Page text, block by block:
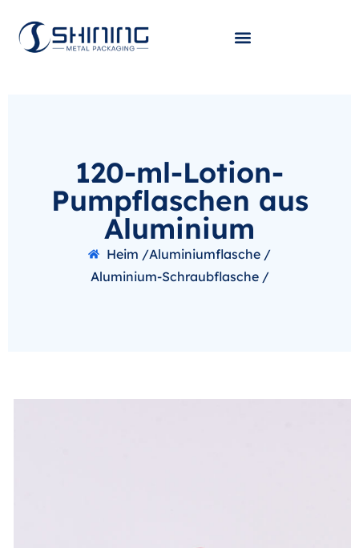
120-ml-Lotion-
Pumpflaschen aus
Aluminium
Heim /Aluminiumflasche /
Aluminium-Schraubflasche /